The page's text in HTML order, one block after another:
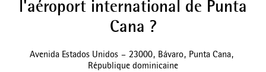
l'aéroport international de Punta
Cana ?
Avenida Estados Unidos – 23000, Bávaro, Punta Cana,
République dominicaine